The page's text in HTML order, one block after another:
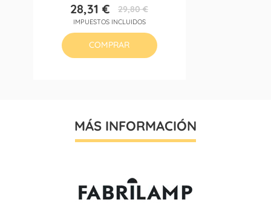
Precio
28,31 €Precio
base
29,80 €
IMPUESTOS INCLUIDOS
COMPRAR
MÁS INFORMACIÓN